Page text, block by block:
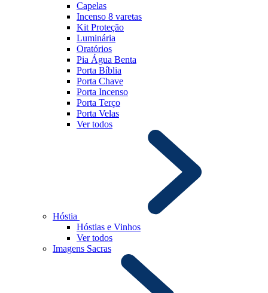
Capelas
Incenso 8 varetas
Kit Proteção
Luminária
Oratórios
Pia Água Benta
Porta Bíblia
Porta Chave
Porta Incenso
Porta Terço
Porta Velas
Ver todos
Hóstia
Hóstias e Vinhos
Ver todos
Imagens Sacras